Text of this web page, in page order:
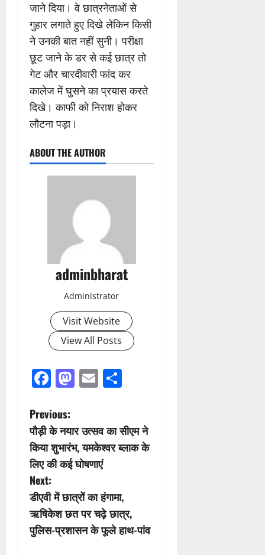
जाने दिया। वे छात्रनेताओं से
गुहार लगाते हुए दिखे लेकिन किसी
ने उनकी बात नहीं सुनी। परीक्षा
छूट जाने के डर से कई छात्र तो
गेट और चारदीवारी फांद कर
कालेज में घुसने का प्रयास करते
दिखे। काफी को निराश होकर
लौटना पड़ा।
ABOUT THE AUTHOR
adminbharat
Administrator
Visit Website
View All Posts
Facebook
Mastodon
Email
P
o
s
t
n
a
Previous:
पौड़ी के नयार उत्सव का सीएम ने
किया शुभारंभ, यमकेश्वर ब्लाक के
लिए की कई घोषणाएं
Next:
डीएवी में छात्रों का हंगामा,
ऋषिकेश छत पर चढ़े छात्र,
पुलिस-प्रशासन के फूले हाथ-पांव